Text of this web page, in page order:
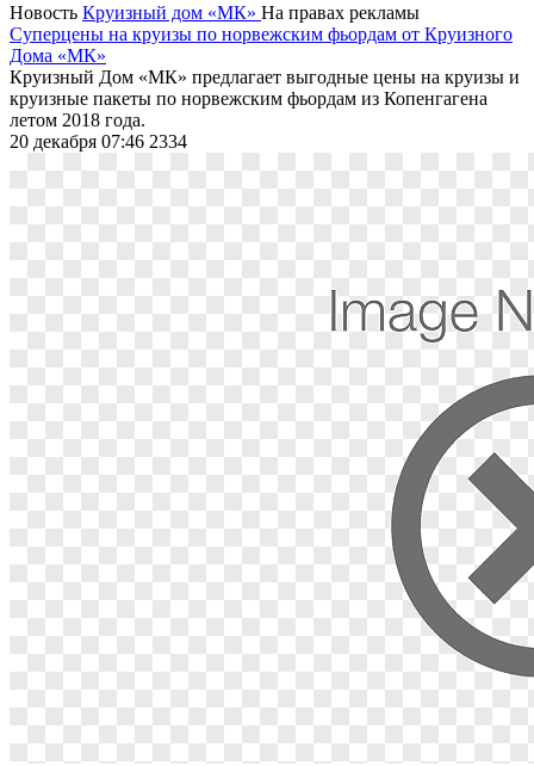
Новость Круизный дом «МК» На правах рекламы
Суперцены на круизы по норвежским фьордам от Круизного
Дома «МК»
Круизный Дом «МК» предлагает выгодные цены на круизы и
круизные пакеты по норвежским фьордам из Копенгагена
летом 2018 года.
20 декабря 07:46 2334